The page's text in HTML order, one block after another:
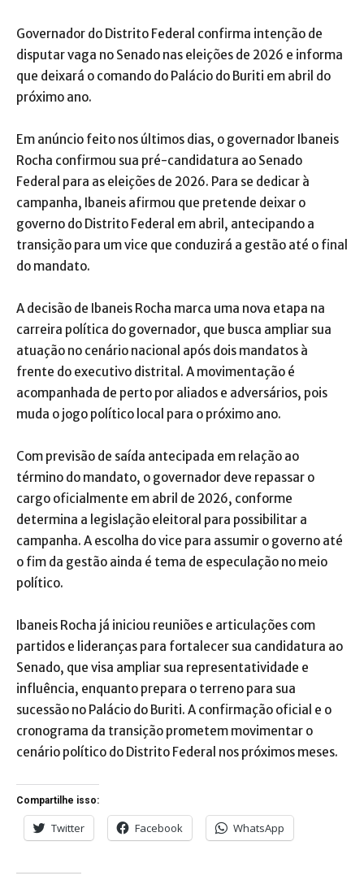
Governador do Distrito Federal confirma intenção de
disputar vaga no Senado nas eleições de 2026 e informa
que deixará o comando do Palácio do Buriti em abril do
próximo ano.
Em anúncio feito nos últimos dias, o governador Ibaneis
Rocha confirmou sua pré-candidatura ao Senado
Federal para as eleições de 2026. Para se dedicar à
campanha, Ibaneis afirmou que pretende deixar o
governo do Distrito Federal em abril, antecipando a
transição para um vice que conduzirá a gestão até o final
do mandato.
A decisão de Ibaneis Rocha marca uma nova etapa na
carreira política do governador, que busca ampliar sua
atuação no cenário nacional após dois mandatos à
frente do executivo distrital. A movimentação é
acompanhada de perto por aliados e adversários, pois
muda o jogo político local para o próximo ano.
Com previsão de saída antecipada em relação ao
término do mandato, o governador deve repassar o
cargo oficialmente em abril de 2026, conforme
determina a legislação eleitoral para possibilitar a
campanha. A escolha do vice para assumir o governo até
o fim da gestão ainda é tema de especulação no meio
político.
Ibaneis Rocha já iniciou reuniões e articulações com
partidos e lideranças para fortalecer sua candidatura ao
Senado, que visa ampliar sua representatividade e
influência, enquanto prepara o terreno para sua
sucessão no Palácio do Buriti. A confirmação oficial e o
cronograma da transição prometem movimentar o
cenário político do Distrito Federal nos próximos meses.
Compartilhe isso:
Twitter Facebook WhatsApp